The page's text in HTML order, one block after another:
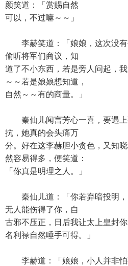
颜笑道：「赏赐自然
可以，不过嘛～～」
李赫笑道：「娘娘，这次没有
偷听将军们商议，知
道了不小东西，若是旁人问起，
～～若是娘娘想知道，
自然～～有的商量。」
秦仙儿闻言芳心一喜，要遇上
抗，她真的会头痛万
分。好在这李赫胆小贪色，又知
然容易得多，便笑道：
「你真是明理之人。」
秦仙儿道：「你若弃暗投明，
无人能伤得了你，自
古邪不压正，日后我让太上皇封
名利禄自然唾手可得。」
李赫道：「娘娘，小人并非怕